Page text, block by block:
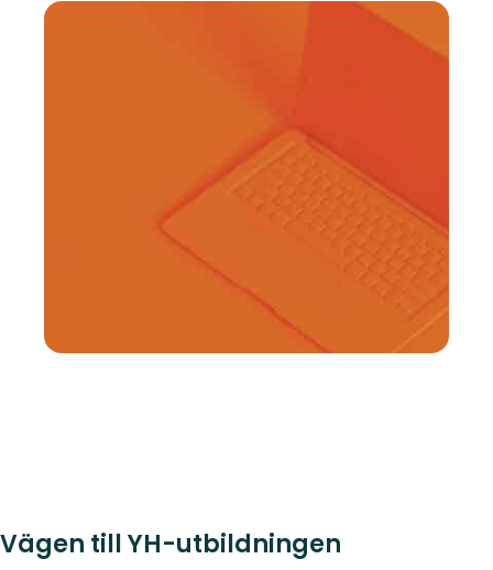
Vägen till YH-utbildningen